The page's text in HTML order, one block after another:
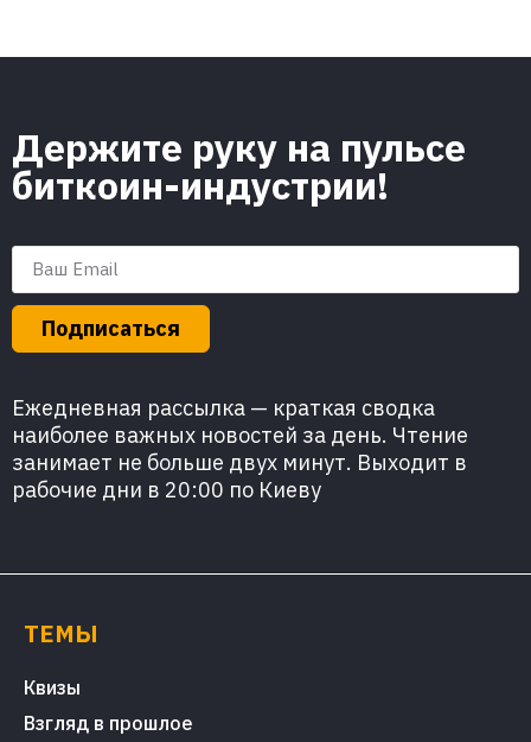
Держите руку на пульсе
биткоин-индустрии!
Подписаться
Ежедневная рассылка — краткая сводка
наиболее важных новостей за день. Чтение
занимает не больше двух минут. Выходит в
рабочие дни в 20:00 по Киеву
ТЕМЫ
Квизы
Взгляд в прошлое